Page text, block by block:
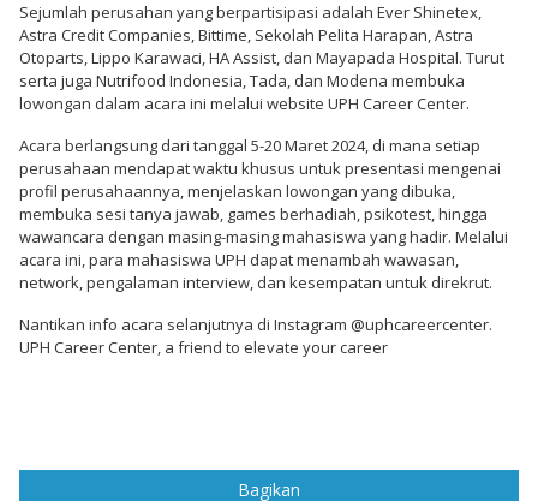
Sejumlah perusahan yang berpartisipasi adalah Ever Shinetex,
Astra Credit Companies, Bittime, Sekolah Pelita Harapan, Astra
Otoparts, Lippo Karawaci, HA Assist, dan Mayapada Hospital. Turut
serta juga Nutrifood Indonesia, Tada, dan Modena membuka
lowongan dalam acara ini melalui website UPH Career Center.
Acara berlangsung dari tanggal 5-20 Maret 2024, di mana setiap
perusahaan mendapat waktu khusus untuk presentasi mengenai
profil perusahaannya, menjelaskan lowongan yang dibuka,
membuka sesi tanya jawab, games berhadiah, psikotest, hingga
wawancara dengan masing-masing mahasiswa yang hadir. Melalui
acara ini, para mahasiswa UPH dapat menambah wawasan,
network, pengalaman interview, dan kesempatan untuk direkrut.
Nantikan info acara selanjutnya di Instagram @uphcareercenter.
UPH Career Center, a friend to elevate your career
Bagikan